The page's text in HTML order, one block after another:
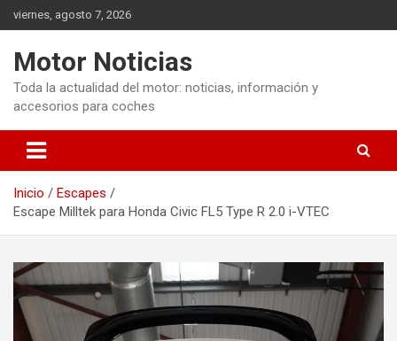
Saltar
al
viernes, agosto 7, 2026
Motor Noticias
Toda la actualidad del motor: noticias, información y
accesorios para coches
Inicio
Escapes
Escape Milltek para Honda Civic FL5 Type R 2.0 i-VTEC